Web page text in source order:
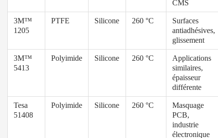
CMS
3M™
1205
PTFE Silicone 260 °C
Surfaces
antiadhésives,
glissement
3M™
5413
Polyimide Silicone 260 °C
Applications
similaires,
épaisseur
différente
Tesa
51408
Polyimide Silicone 260 °C
Masquage
PCB,
industrie
électronique